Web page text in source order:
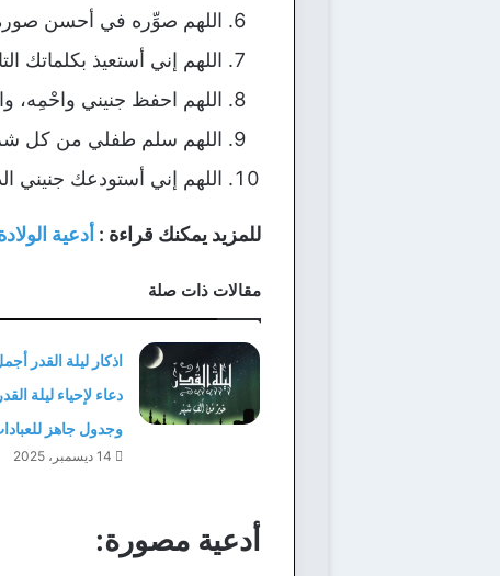
اللهم صوِّره في أحسن
اللهم إني أستعيذ
اللهم احفظ جنيني
اللهم سلم طفلي من كل
اللهم إني أستودعك جنيني
للمزيد يمكنك قراءة : أدعية
مقالات ذات صلة
دعاء لإحياء ليلة القدر
وجدول جاهز
14 ديسمبر، 2025
أدعية مصورة: